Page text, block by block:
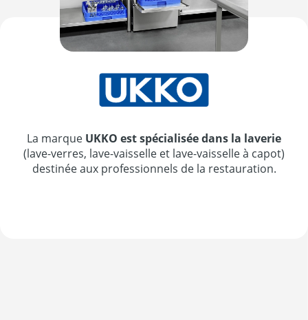
La marque UKKO est spécialisée dans la laverie
(lave-verres, lave-vaisselle et lave-vaisselle à capot)
destinée aux professionnels de la restauration.